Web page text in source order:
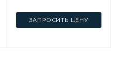
ЗАПРОСИТЬ ЦЕНУ